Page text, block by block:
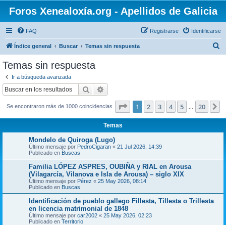
Foros Xenealoxía.org - Apellidos de Galicia
FAQ Identificarse
Registrarse
Índice general Buscar Temas sin respuesta
Temas sin respuesta
Ir a búsqueda avanzada
Buscar
Se encontraron más de 1000 coincidencias Página de 20
1 2 3 4 5 20
Temas
Mondelo de Quiroga (Lugo)
Último mensaje por PedroCigaran « 21 Jul 2026, 14:39
Publicado en Buscas
Familia LÓPEZ ASPRES, OUBIÑA y RIAL en Arousa
(Vilagarcía, Vilanova e Isla de Arousa) – siglo XIX
Último mensaje por Pérez « 25 May 2026, 08:14
Publicado en Buscas
Identificación de pueblo gallego Fillesta, Tillesta o Trillesta
en licencia matrimonial de 1848
Último mensaje por car2002 « 25 May 2026, 02:23
Publicado en Territorio